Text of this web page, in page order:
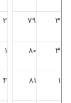
۳ ۷۹ ۲
۳ ۸۰ ۱
۱ ۸۱ ۴